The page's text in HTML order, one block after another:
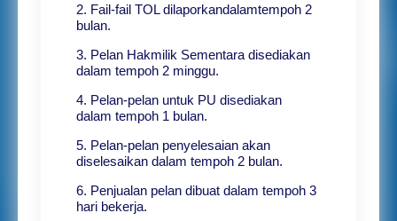
2. Fail-fail TOL dilaporkandalamtempoh 2
bulan.
3. Pelan Hakmilik Sementara disediakan
dalam tempoh 2 minggu.
4. Pelan-pelan untuk PU disediakan
dalam tempoh 1 bulan.
5. Pelan-pelan penyelesaian akan
diselesaikan dalam tempoh 2 bulan.
6. Penjualan pelan dibuat dalam tempoh 3
hari bekerja.